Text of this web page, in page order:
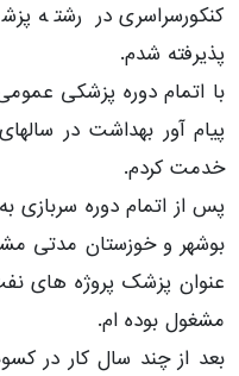
کنکورسراسری در رشته
پذیرفته شدم.
با اتمام دوره پزشکی
خدمت کردم.
پس از اتمام دوره سربازی
بوشهر و خوزستان مدتی
عنوان پزشک پروژه های
مشغول بوده ام.
بعد از چند سال کار در